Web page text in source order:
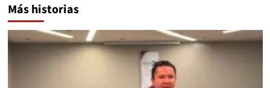
Más historias